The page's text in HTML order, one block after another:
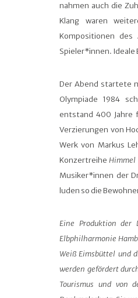
nahmen auch die
Klang waren
Kompositionen
Spieler*innen. Ideale
Der Abend startete
Olympiade 1984
entstand 400 Jahre
Verzierungen von
Werk von Markus
KonzertreiheHimmel
Musiker*innen der
luden so die
Eine Produktion der
Elbphilharmonie
Weiß Eimsbüttel und
werden gefördert
Tourismus und von